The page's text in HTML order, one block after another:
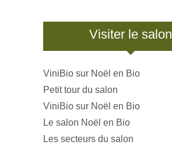
Visiter le salon
ViniBio sur Noël en Bio
Petit tour du salon
ViniBio sur Noël en Bio
Le salon Noël en Bio
Les secteurs du salon